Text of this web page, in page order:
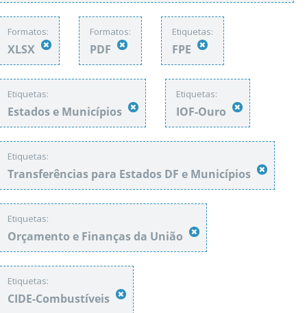
Formatos:
XLSX
Formatos:
PDF
Etiquetas:
FPE
Etiquetas:
Estados e Municípios
Etiquetas:
IOF-Ouro
Etiquetas:
Transferências para Estados DF e Municípios
Etiquetas:
Orçamento e Finanças da União
Etiquetas:
CIDE-Combustíveis